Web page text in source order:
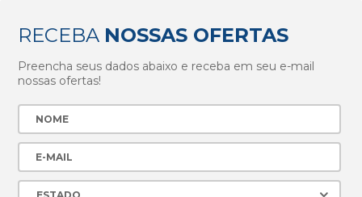
RECEBA NOSSAS OFERTAS
Preencha seus dados abaixo e receba em seu e-mail
nossas ofertas!